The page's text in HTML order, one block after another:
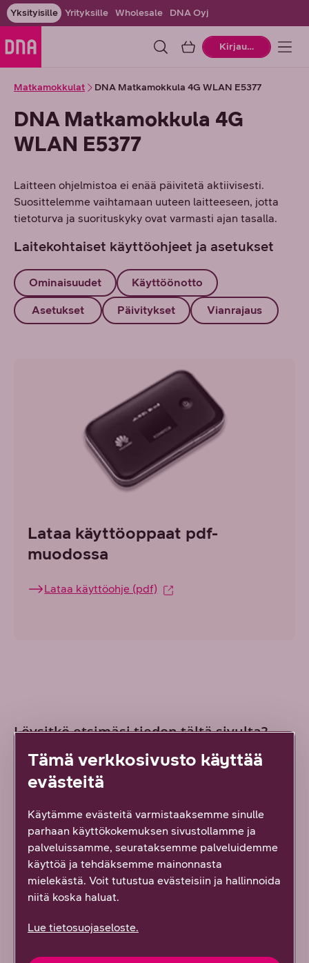
Yksityisille Yrityksille Wholesale DNA Oyj
OstoskoriKirjaudu
Matkamokkulat DNA Matkamokkula 4G WLAN E5377
DNA Matkamokkula 4G
WLAN E5377
Laitteen ohjelmistoa ei enää päivitetä aktiivisesti.
Suosittelemme vaihtamaan uuteen laitteeseen, jotta
tietoturva ja suorituskyky ovat varmasti ajan tasalla.
Laitekohtaiset käyttöohjeet ja asetukset
Ominaisuudet Käyttöönotto
Asetukset Päivitykset Vianrajaus
Lataa käyttöoppaat pdf-
muodossa
Lataa käyttöohje (pdf)
Löysitkö etsimäsi tiedon tältä sivulta?
Palautteesi on tärkeää!
vastausta
Osittain
En lainkaan
Tämä verkkosivusto käyttää
evästeitä
Käytämme evästeitä varmistaaksemme sinulle
parhaan käyttökokemuksen sivustollamme ja
palveluissamme, seurataksemme palveluidemme
käyttöä ja tehdäksemme mainonnasta
mielekästä. Voit tutustua evästeisiin ja hallinnoida
niitä koska haluat.
Lue tietosuojaseloste.